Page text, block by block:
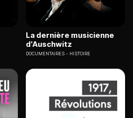
La dernière musicienne
d'Auschwitz
DOCUMENTAIRES HISTOIRE